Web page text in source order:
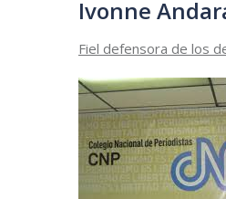
Ivonne
Fiel defensora de los